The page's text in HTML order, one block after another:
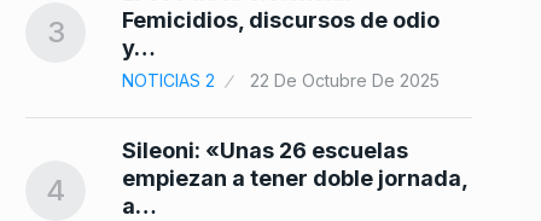
3
Femicidios, discursos de odio
y…
NOTICIAS 2 22 De Octubre De 2025
4
Sileoni: «Unas 26 escuelas
empiezan a tener doble jornada,
a…